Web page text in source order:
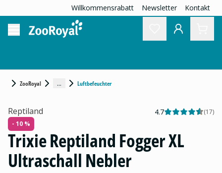
Willkommensrabatt Newsletter Kontakt
ZooRoyal ... Luftbefeuchter
Reptiland 4.7 (17)
- 10 %
Trixie Reptiland Fogger XL
Ultraschall Nebler